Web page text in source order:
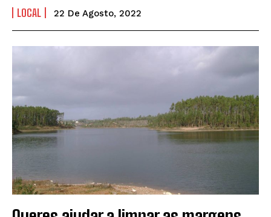
LOCAL 22 De Agosto, 2022